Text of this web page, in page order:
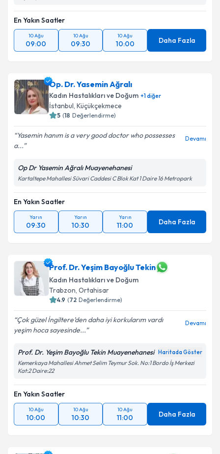
En Yakın Saatler
10 Ağu
09:00
10 Ağu
09:30
10 Ağu
10:00 Daha Fazla
Op. Dr. Yasemin Ağralı
Kadın Hastalıkları ve Doğum +1diğer
İstanbul, Küçükçekmece
5 (18 Değerlendirme)
Yasemin hanım is a very good doctor who possesses
a...
Devamı
Op Dr Yasemin Ağralı Muayenehanesi
Kartaltepe Mahallesi Süvari Caddesi C Blok Kat 1 Daire 16 Metropark
En Yakın Saatler
Yarın
09:30
Yarın
10:30
Yarın
11:00 Daha Fazla
Prof. Dr. Yeşim Bayoğlu Tekin
Kadın Hastalıkları ve Doğum
Trabzon, Ortahisar
4.9 (72 Değerlendirme)
Çok güzel İngiltere’den daha iyi korkularım vardı
yeşim hoca sayesinde...
Devamı
Prof. Dr. Yeşim Bayoğlu Tekin Muayenehanesi Haritada Göster
Kemerkaya Mahallesi Ahmet Selim Teymur Sok. No:1 Bordo İş Merkezi
Kat:2 Daire:22
En Yakın Saatler
10 Ağu
10:00
10 Ağu
10:30
10 Ağu
11:00 Daha Fazla